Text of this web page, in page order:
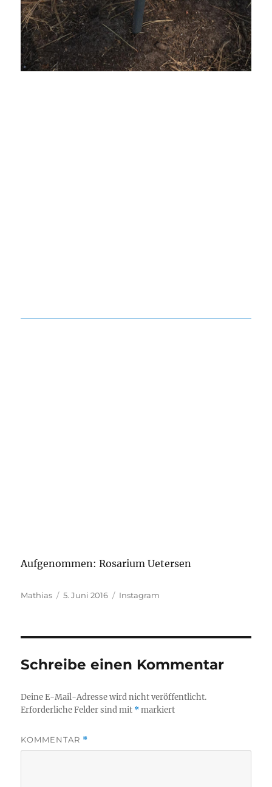
Aufgenommen: Rosarium Uetersen
Autor
Mathias
Veröffentlicht
5. Juni 2016 Kategorien
Instagram
Schreibe einen Kommentar
Deine E-Mail-Adresse wird nicht veröffentlicht.
Erforderliche Felder sind mit *markiert
KOMMENTAR *